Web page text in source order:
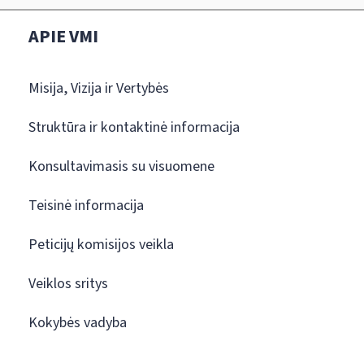
APIE VMI
Misija, Vizija ir Vertybės
Struktūra ir kontaktinė informacija
Konsultavimasis su visuomene
Teisinė informacija
Peticijų komisijos veikla
Veiklos sritys
Kokybės vadyba